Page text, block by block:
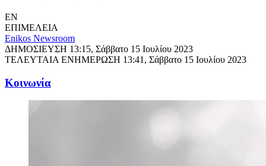
EN
ΕΠΙΜΕΛΕΙΑ
Enikos Newsroom
ΔΗΜΟΣΙΕΥΣΗ 13:15, Σάββατο 15 Ιουλίου 2023
ΤΕΛΕΥΤΑΙΑ ΕΝΗΜΕΡΩΣΗ 13:41, Σάββατο 15 Ιουλίου 2023
Κοινωνία